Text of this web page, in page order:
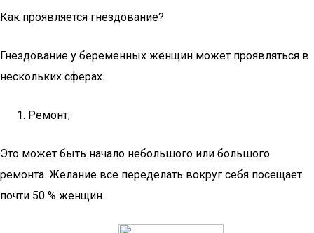
Как проявляется гнездование?
Гнездование у беременных женщин может проявляться в
нескольких сферах.
Ремонт;
Это может быть начало небольшого или большого
ремонта. Желание все переделать вокруг себя посещает
почти 50 % женщин.